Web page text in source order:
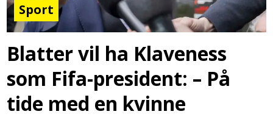
Sport
Blatter vil ha Klaveness
som Fifa-president: – På
tide med en kvinne